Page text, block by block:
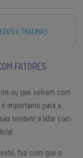
E TRAUMAS
FATORES
ou que sofrem com
importante para a
tendem a lidar com
faz com que o